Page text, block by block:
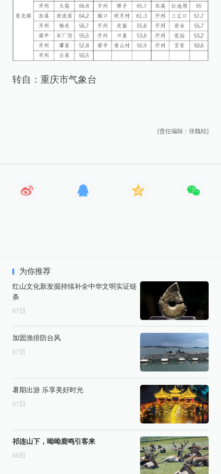
转自：重庆市气象台
[责任编辑：张魏桔]
为你推荐
红山文化新发掘持续补全中华文明实证链
条
07 日
加固渔排防台风
07 日
暑期出游 乐享美好时光
07 日
祁连山下，呦呦鹿鸣引客来
06 日